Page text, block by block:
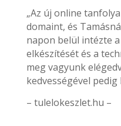
„Az új online
domaint, és
napon belül intézte
elkészítését és a
meg vagyunk
kedvességével pedig
– tulelokeszlet.hu –